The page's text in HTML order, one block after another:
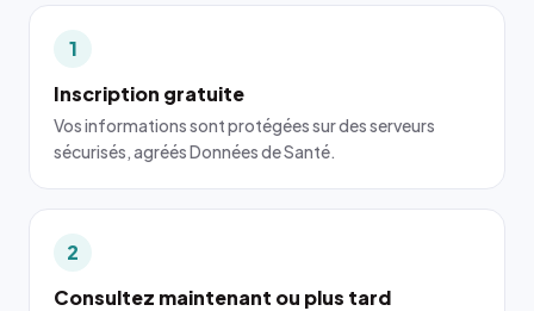
1
Inscription gratuite
Vos informations sont protégées sur des serveurs
sécurisés, agréés Données de Santé.
2
Consultez maintenant ou plus tard